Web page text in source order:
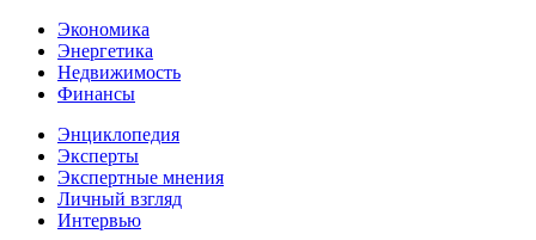
Экономика
Энергетика
Недвижимость
Финансы
Энциклопедия
Эксперты
Экспертные мнения
Личный взгляд
Интервью